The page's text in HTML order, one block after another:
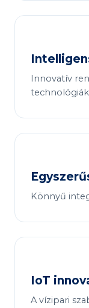
Innovatív
Könnyű
IoT
A vízipari